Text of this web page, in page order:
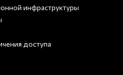
инфраструктуры
доступа